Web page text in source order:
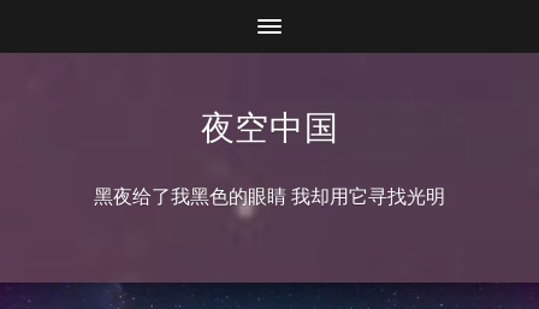
夜空中国
黑夜给了我黑色的眼睛 我却用它寻找光明